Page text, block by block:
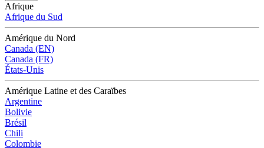
Afrique
Afrique du Sud
Amérique du Nord
Canada (EN)
Canada (FR)
États-Unis
Amérique Latine et des Caraïbes
Argentine
Bolivie
Brésil
Chili
Colombie